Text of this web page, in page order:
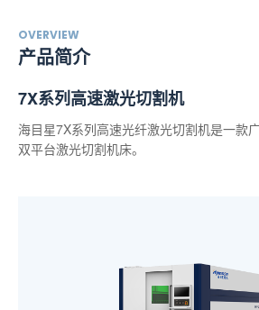
OVERVIEW
产品简介
7X系列高速激光切割机
海目星7X系列高速光纤激光切割机是一款
双平台激光切割机床。